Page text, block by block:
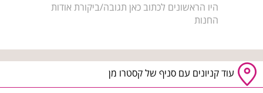
היו הראשונים לכתוב כאן תגובה/ביקורת אודות
החנות
עוד קניונים עם סניף של קסטרו מן